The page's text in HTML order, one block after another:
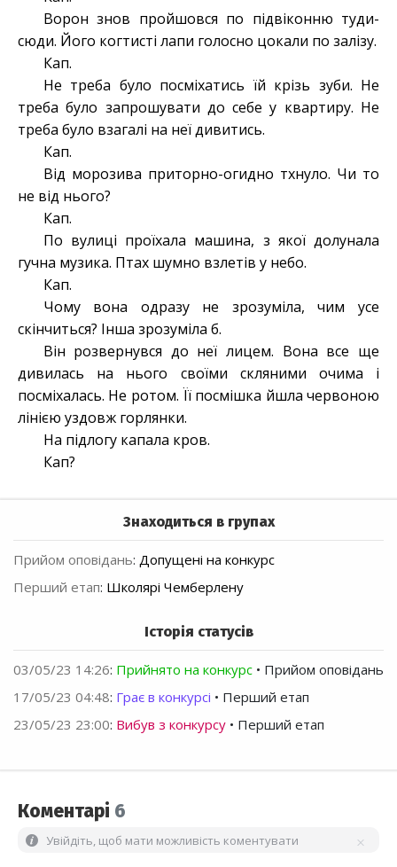
Ворон знов пройшовся по підвіконню туди-
сюди. Його когтисті лапи голосно цокали по залізу.
Кап.
Не треба було посміхатись їй крізь зуби. Не
треба було запрошувати до себе у квартиру. Не
треба було взагалі на неї дивитись.
Кап.
Від морозива приторно-огидно тхнуло. Чи то
не від нього?
Кап.
По вулиці проїхала машина, з якої долунала
гучна музика. Птах шумно взлетів у небо.
Кап.
Чому вона одразу не зрозуміла, чим усе
скінчиться? Інша зрозуміла б.
Він розвернувся до неї лицем. Вона все ще
дивилась на нього своїми скляними очима і
посміхалась. Не ротом. Її посмішка йшла червоною
лінією уздовж горлянки.
На підлогу капала кров.
Кап?
Знаходиться в групах
Прийом оповідань: Допущені на конкурс
Перший етап: Школярі Чемберлену
Історія статусів
03/05/23 14:26: Прийнято на конкурс • Прийом оповідань
17/05/23 04:48: Грає в конкурсі • Перший етап
23/05/23 23:00: Вибув з конкурсу • Перший етап
Коментарі 6
Увійдіть, щоб мати можливість коментувати